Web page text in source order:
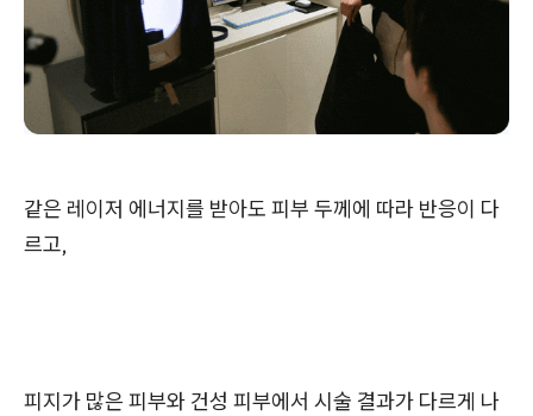
같은 레이저 에너지를 받아도 피부 두께에 따라 반응이 다
르고,
피지가 많은 피부와 건성 피부에서 시술 결과가 다르게 나